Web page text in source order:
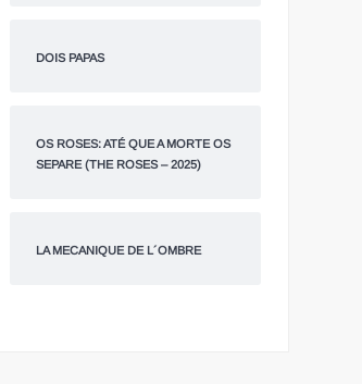
DOIS PAPAS
OS ROSES: ATÉ QUE A MORTE OS
SEPARE (THE ROSES – 2025)
LA MECANIQUE DE L´OMBRE